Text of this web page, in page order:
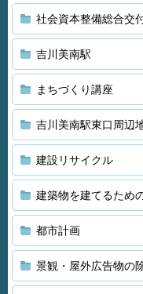
社会資本整備総合交
吉川美南駅
まちづくり講座
吉川美南駅東口周辺
建設リサイクル
建築物を建てるため
都市計画
景観・屋外広告物の